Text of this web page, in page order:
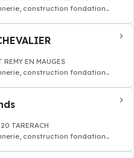
construction fondation
EN MAUGES
construction fondation
TARERACH
construction fondation